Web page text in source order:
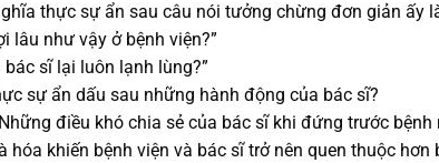
thực sự ẩn sau câu nói tưởng chừng đơn giản ấy
lâu như vậy ở bệnh viện?”
sĩ lại luôn lạnh lùng?”
sự ẩn dấu sau những hành động của bác sĩ?
điều khó chia sẻ của bác sĩ khi đứng trước bệnh
hóa khiến bệnh viện và bác sĩ trở nên quen thuộc